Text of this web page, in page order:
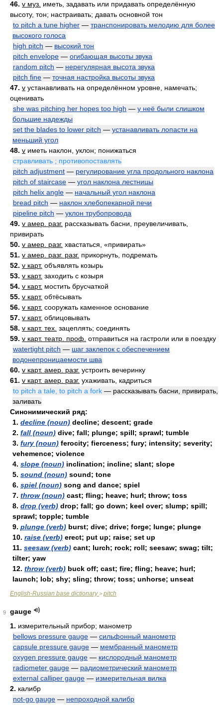
46. v муз. иметь, задавать или придавать определённую
высоту, тон; настраивать; давать основной тон
to pitch a tune higher — транспонировать мелодию для более
высокого голоса
high pitch — высокий тон
pitch envelope — огибающая высоты звука
random pitch — нерегулярная высота звука
pitch fine — точная настройка высоты звука
47. v устанавливать на определённом уровне, намечать;
оценивать
she was pitching her hopes too high — у неё были слишком
большие надежды
set the blades to lower pitch — устанавливать лопасти на
меньший угол
48. v иметь наклон, уклон; понижаться
стравливать ; противопоставлять
pitch adjustment — регулирование угла продольного наклона
pitch of staircase — угол наклона лестницы
pitch helix angle — начальный угол наклона
bread pitch — наклон хлебопекарной печи
pipeline pitch — уклон трубопровода
49. v амер. разг. рассказывать басни, преувеличивать,
привирать
50. v амер. разг. хвастаться, «привирать»
51. v амер. разг. разг. прикорнуть, подремать
52. v карт. объявлять козырь
53. v карт. заходить с козыря
54. v карт. мостить брусчаткой
55. v карт. обтёсывать
56. v карт. сооружать каменное основание
57. v карт. облицовывать
58. v карт. тех. зацеплять; соединять
59. v карт. театр. проф. отправиться на гастроли или в поездку
watertight pitch — шаг заклепок с обеспечением
водонепроницаемости шва
60. v карт. амер. разг. устроить вечеринку
61. v карт. амер. разг. ухаживать, кадриться
to pitch a tale, to pitch a fork — рассказывать басни, привирать,
заливать
Синонимический ряд:
1. decline (noun) decline; descent; grade
2. fall (noun) dive; fall; plunge; spill; sprawl; tumble
3. fury (noun) ferocity; fierceness; fury; intensity; severity;
vehemence; violence
4. slope (noun) inclination; incline; slant; slope
5. sound (noun) sound; tone
6. spiel (noun) song and dance; spiel
7. throw (noun) cast; fling; heave; hurl; throw; toss
8. drop (verb) drop; fall; go down; keel over; slump; spill;
sprawl; topple; tumble
9. plunge (verb) burst; dive; drive; forge; lunge; plunge
10. raise (verb) erect; put up; raise; set up
11. seesaw (verb) cant; lurch; rock; roll; seesaw; swag; tilt;
tilter; yaw
12. throw (verb) buck off; cast; fire; fling; heave; hurl;
launch; lob; shy; sling; throw; toss; unhorse; unseat
English-Russian base dictionary> pitch
9
gauge
1. измерительный прибор; манометр
bellows pressure gauge — сильфонный манометр
capsule pressure gauge — мембранный манометр
oxygen pressure gauge — кислородный манометр
radiometer gauge — радиометрический манометр
external calliper gauge — измерительная вилка
2. калибр
not-go gauge — непроходной калибр